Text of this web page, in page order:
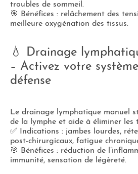
troubles de sommeil.
🎯 Bénéfices : relâchement des
meilleure oxygénation des tissus.
💧 Drainage
– Activez votre
défense
Le drainage lymphatique manuel
de la lymphe et aide à éliminer les
✅ Indications : jambes lourdes,
post-chirurgicaux, fatigue
🎯 Bénéfices : réduction de
immunité, sensation de légèreté.